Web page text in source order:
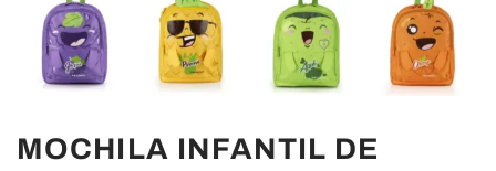
MOCHILA INFANTIL DE